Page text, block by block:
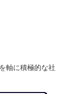
軸に積極的な社